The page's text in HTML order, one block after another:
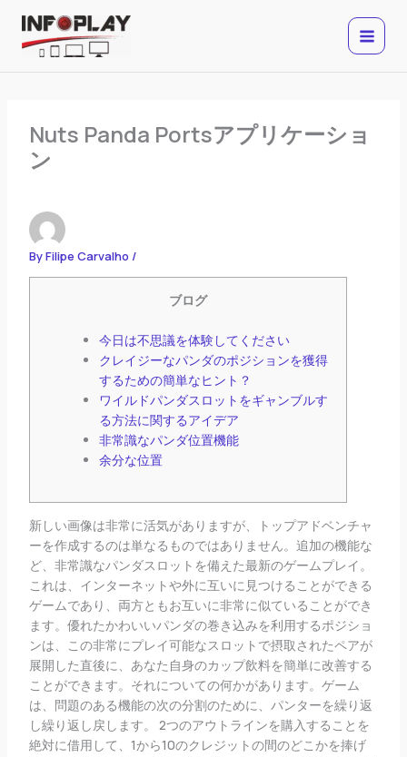
content
Nuts Panda Portsアプリケーショ
ン
ByFilipe Carvalho /
ブログ
今日は不思議を体験してください
クレイジーなパンダのポジションを獲得
するための簡単なヒント？
ワイルドパンダスロットをギャンブルす
る方法に関するアイデア
非常識なパンダ位置機能
余分な位置
新しい画像は非常に活気がありますが、トップアドベンチャ
ーを作成するのは単なるものではありません。追加の機能な
ど、非常識なパンダスロットを備えた最新のゲームプレイ。
これは、インターネットや外に互いに見つけることができる
ゲームであり、両方ともお互いに非常に似ていることができ
ます。優れたかわいいパンダの巻き込みを利用するポジショ
ンは、この非常にプレイ可能なスロットで摂取されたペアが
展開した直後に、あなた自身のカップ飲料を簡単に改善する
ことができます。それについての何かがあります。ゲーム
は、問題のある機能の次の分割のために、パンターを繰り返
し繰り返し戻します。 2つのアウトラインを購入することを
絶対に借用して、1から10のクレジットの間のどこかを捧げ